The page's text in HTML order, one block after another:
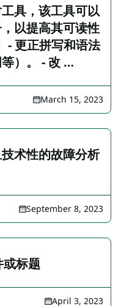
具，该工具可以
以提高其可读性
- 更正拼写和语法
）。 - 改 …
March 15, 2023
术性的故障分析
September 8, 2023
标题
April 3, 2023